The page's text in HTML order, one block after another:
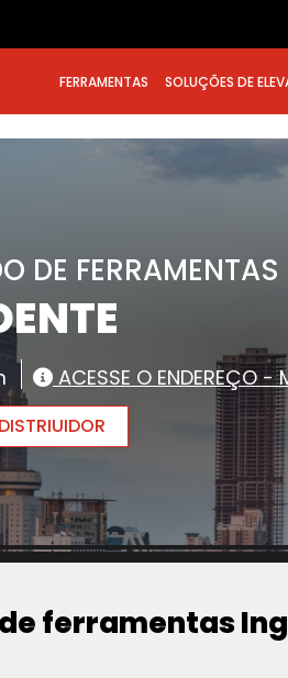
FERRAMENTAS SOLUÇÕES DE
DE
ACESSE O ENDEREÇO -
ferramentas